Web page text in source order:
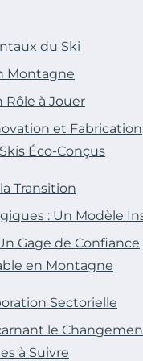
du Ski
Montagne
Rôle à Jouer
et Fabrication
Éco-Conçus
Transition
: Un Modèle
Gage de Confiance
en Montagne
Sectorielle
le
à Suivre